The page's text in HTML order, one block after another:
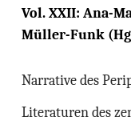
Vol. XXII: Ana-
Müller-Funk
Narrative des
Literaturen des